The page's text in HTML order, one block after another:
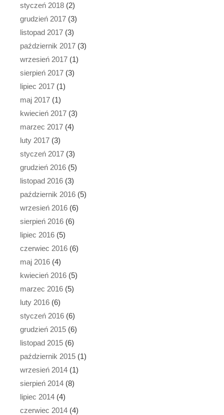
styczeń 2018 (2)
grudzień 2017 (3)
listopad 2017 (3)
październik 2017 (3)
wrzesień 2017 (1)
sierpień 2017 (3)
lipiec 2017 (1)
maj 2017 (1)
kwiecień 2017 (3)
marzec 2017 (4)
luty 2017 (3)
styczeń 2017 (3)
grudzień 2016 (5)
listopad 2016 (3)
październik 2016 (5)
wrzesień 2016 (6)
sierpień 2016 (6)
lipiec 2016 (5)
czerwiec 2016 (6)
maj 2016 (4)
kwiecień 2016 (5)
marzec 2016 (5)
luty 2016 (6)
styczeń 2016 (6)
grudzień 2015 (6)
listopad 2015 (6)
październik 2015 (1)
wrzesień 2014 (1)
sierpień 2014 (8)
lipiec 2014 (4)
czerwiec 2014 (4)